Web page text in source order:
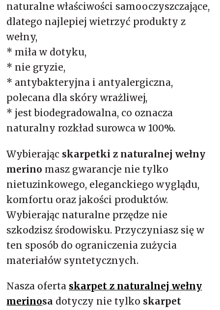
naturalne właściwości samooczyszczające,
dlatego najlepiej wietrzyć produkty z
wełny,
* miła w dotyku,
* nie gryzie,
* antybakteryjna i antyalergiczna,
polecana dla skóry wrażliwej,
* jest biodegradowalna, co oznacza
naturalny rozkład surowca w 100%.
Wybierając skarpetki z naturalnej wełny
merino masz gwarancje nie tylko
nietuzinkowego, eleganckiego wyglądu,
komfortu oraz jakości produktów.
Wybierając naturalne przędze nie
szkodzisz środowisku. Przyczyniasz się w
ten sposób do ograniczenia zużycia
materiałów syntetycznych.
Nasza oferta skarpet z naturalnej wełny
merinosa dotyczy nie tylko skarpet